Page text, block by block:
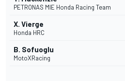
PETRONAS MIE Honda Racing Team
X. Vierge
Honda HRC
B. Sofuoglu
MotoXRacing